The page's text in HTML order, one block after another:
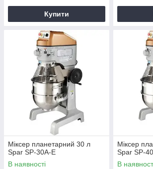
Купити
Міксер планетарний 30 л
Spar SP-30A-E
В наявності
Міксер
Spar SP-
В